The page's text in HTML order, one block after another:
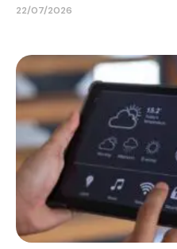
22/07/2026